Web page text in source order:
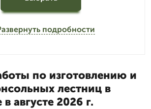
подробности
по изготовлению и
лестниц в
августе 2026 г.